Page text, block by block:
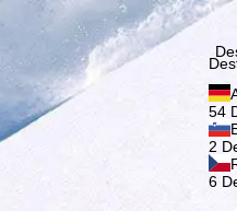
54
2
6